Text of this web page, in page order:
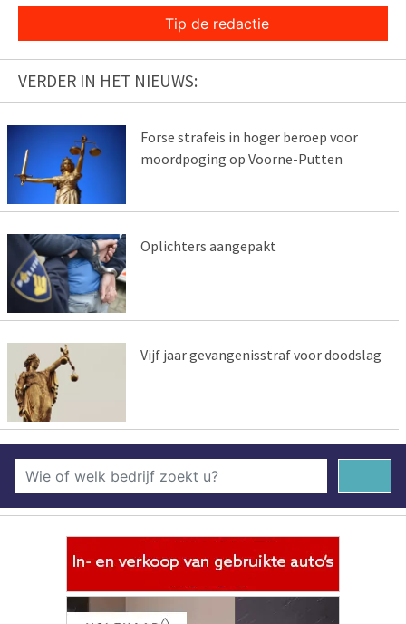
Tip de redactie
VERDER IN HET NIEUWS:
Forse strafeis in hoger beroep voor
moordpoging op Voorne-Putten
Oplichters aangepakt
Vijf jaar gevangenisstraf voor doodslag